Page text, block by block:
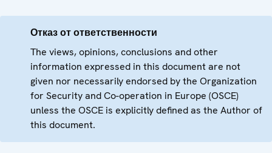
Отказ от ответственности
The views, opinions, conclusions and other
information expressed in this document are not
given nor necessarily endorsed by the Organization
for Security and Co-operation in Europe (OSCE)
unless the OSCE is explicitly defined as the Author of
this document.